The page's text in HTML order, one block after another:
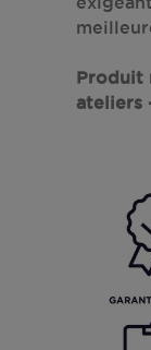
Produit
ateliers